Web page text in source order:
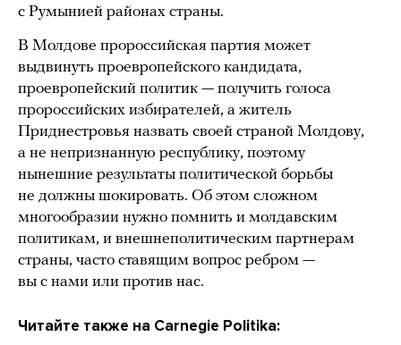
с Румынией районах страны.
В Молдове пророссийская партия может
выдвинуть проевропейского кандидата,
проевропейский политик — получить голоса
пророссийских избирателей, а житель
Приднестровья назвать своей страной Молдову,
а не непризнанную республику, поэтому
нынешние результаты политической борьбы
не должны шокировать. Об этом сложном
многообразии нужно помнить и молдавским
политикам, и внешнеполитическим партнерам
страны, часто ставящим вопрос ребром —
вы с нами или против нас.
Читайте также на Carnegie Politika: